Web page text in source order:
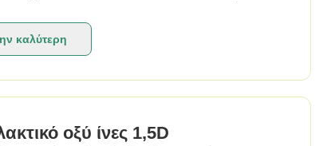
its ...
καλύτερη
οξύ ίνες 1,5D